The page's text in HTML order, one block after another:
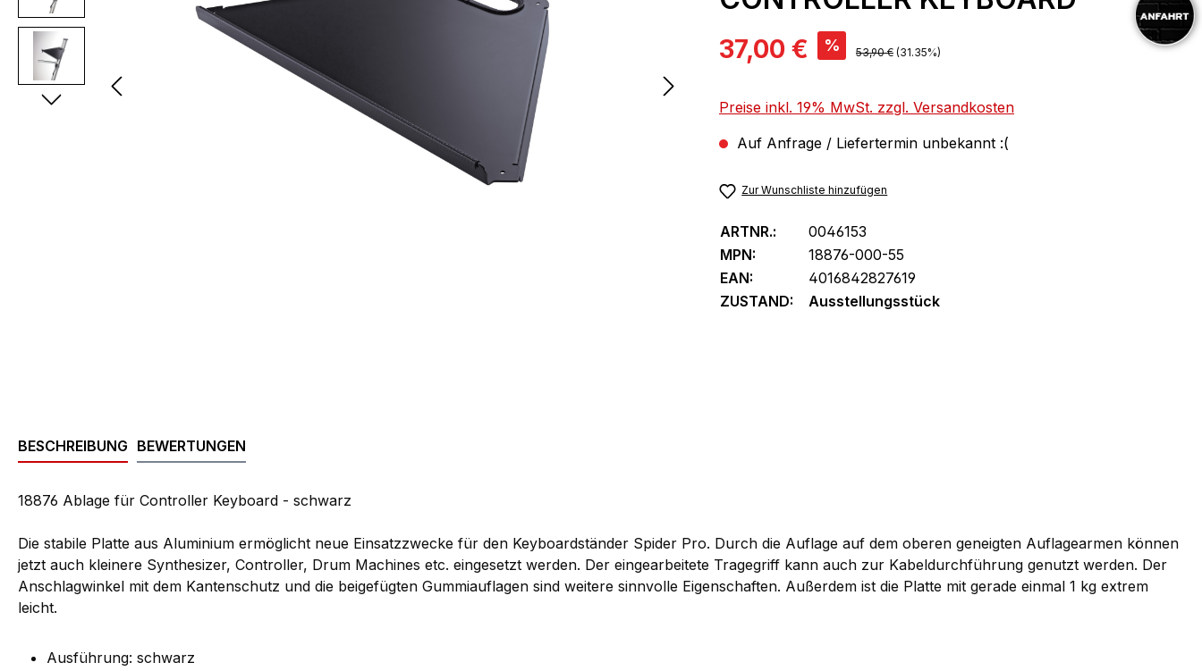
Verkaufspreis:
37,00 € % Regulärer Preis:
53,90 € (31.35%)
Preise inkl. 19% MwSt. zzgl. Versandkosten
Auf Anfrage / Liefertermin unbekannt :(
Zur Wunschliste hinzufügen
ARTNR.:
0046153
MPN:
18876-000-55
EAN:
4016842827619
ZUSTAND:
Ausstellungsstück
BESCHREIBUNG BEWERTUNGEN
18876 Ablage für Controller Keyboard - schwarz
Die stabile Platte aus Aluminium ermöglicht neue Einsatzzwecke für den Keyboardständer Spider Pro. Durch die Auflage auf dem oberen geneigten Auflagearmen können
jetzt auch kleinere Synthesizer, Controller, Drum Machines etc. eingesetzt werden. Der eingearbeitete Tragegriff kann auch zur Kabeldurchführung genutzt werden. Der
Anschlagwinkel mit dem Kantenschutz und die beigefügten Gummiauflagen sind weitere sinnvolle Eigenschaften. Außerdem ist die Platte mit gerade einmal 1 kg extrem
leicht.
Ausführung: schwarz